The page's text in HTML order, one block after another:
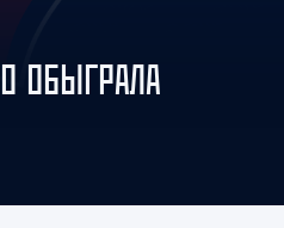
ОБЫГРАЛА